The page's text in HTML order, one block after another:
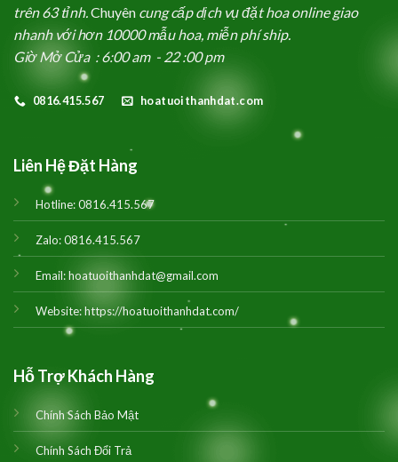
trên 63 tỉnh.Chuyên cung cấp dịch vụ đặt hoa online giao
nhanh với hơn 10000 mẫu hoa, miễn phí ship.
Giờ Mở Cửa : 6:00 am - 22 :00 pm
0816.415.567 hoatuoithanhdat.com
Liên Hệ Đặt Hàng
Hotline:0816.415.567
Zalo:0816.415.567
Email:hoatuoithanhdat@gmail.com
Website:https://hoatuoithanhdat.com/
Hỗ Trợ Khách Hàng
Chính Sách Bảo Mật
Chính Sách Đổi Trả